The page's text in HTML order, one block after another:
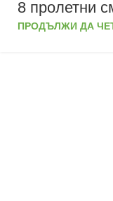
8 пролетни
ПРОДЪЛЖИ ДА